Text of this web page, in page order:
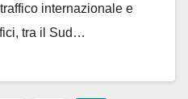
internazionale e
tra il Sud…